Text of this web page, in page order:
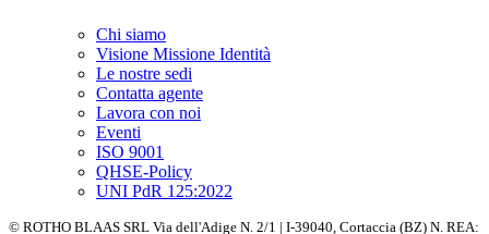
Chi siamo
Visione Missione Identità
Le nostre sedi
Contatta agente
Lavora con noi
Eventi
ISO 9001
QHSE-Policy
UNI PdR 125:2022
© ROTHO BLAAS SRL Via dell'Adige N. 2/1 | I-39040, Cortaccia (BZ) N. REA: